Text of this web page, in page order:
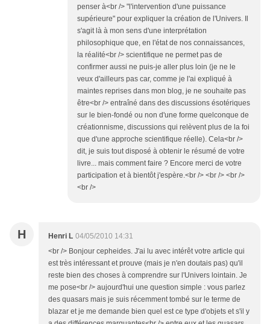
penser à<br /> "l'intervention d'une puissance
supérieure" pour expliquer la création de l'Univers. Il
s'agit là à mon sens d'une interprétation
philosophique que, en l'état de nos connaissances,
la réalité<br /> scientifique ne permet pas de
confirmer aussi ne puis-je aller plus loin (je ne le
veux d'ailleurs pas car, comme je l'ai expliqué à
maintes reprises dans mon blog, je ne souhaite pas
être<br /> entraîné dans des discussions ésotériques
sur le bien-fondé ou non d'une forme quelconque de
créationnisme, discussions qui relèvent plus de la foi
que d'une approche scientifique réelle). Cela<br />
dit, je suis tout disposé à obtenir le résumé de votre
livre... mais comment faire ? Encore merci de votre
participation et à bientôt j'espère.<br /> <br /> <br />
<br />
H Henri L 04/05/2010 14:31
<br /> Bonjour cepheides. J'ai lu avec intérêt votre article qui
est très intéressant et prouve (mais je n'en doutais pas) qu'il
reste bien des choses à comprendre sur l'Univers lointain. Je
me pose<br /> aujourd'hui une question simple : vous parlez
des quasars mais je suis récemment tombé sur le terme de
blazar et je me demande bien quel est ce type d'objets et s'il y